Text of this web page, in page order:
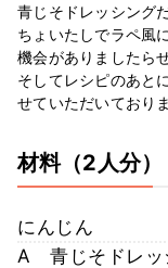
青じそドレッシング
ちょいたしでラペ風
機会がありましたら
そしてレシピのあと
せていただいており
材料（2人分）
にんじん
A 青じそドレッ